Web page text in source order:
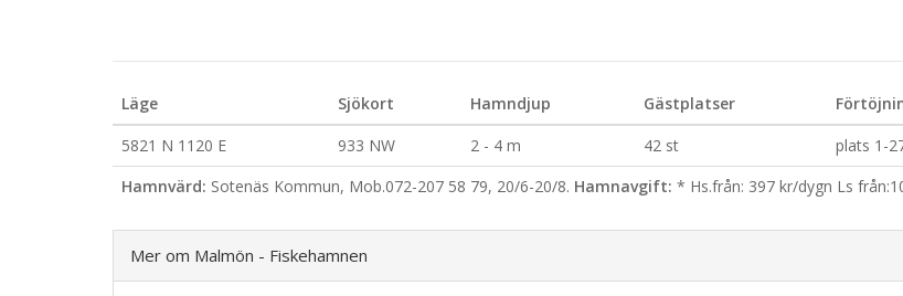
Läge Sjökort Hamndjup Gästplatser
5821 N 1120 E
933 NW 2 - 4 m 42 st
plats 1-
Hamnvärd: Sotenäs Kommun, Mob.072-207 58 79, 20/6-20/8. Hamnavgift: * Hs.från: 397 kr/dygn Ls
Mer om Malmön - Fiskehamnen